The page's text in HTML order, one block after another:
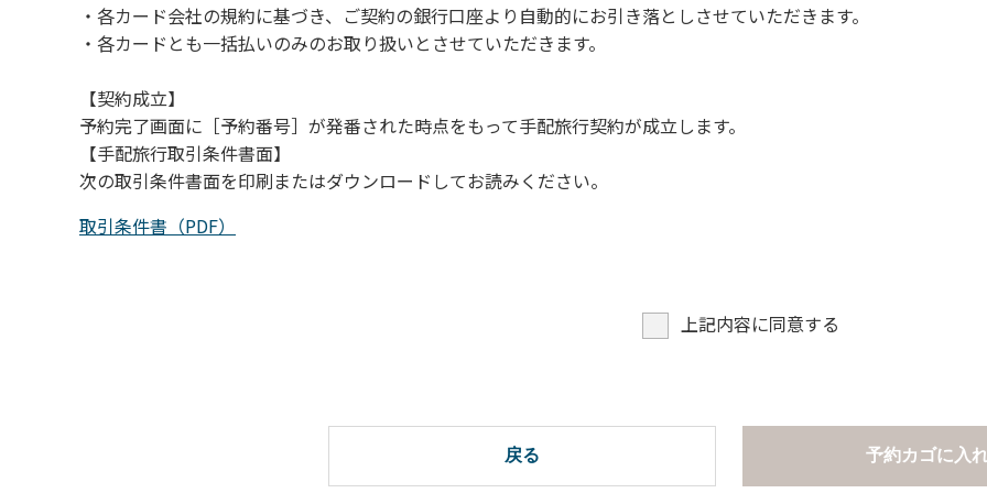
（４）キャンプ場の管理者や地元住民から川についての注意や警告があった場合は素直に耳を傾け、指示に従
・各カード会社の規約に基づき、ご契約の銀行口座より自動的にお引き落としさせていただきます。
・各カードとも一括払いのみのお取り扱いとさせていただきます。
【契約成立】
予約完了画面に［予約番号］が発番された時点をもって手配旅行契約が成立します。
【手配旅行取引条件書面】
次の取引条件書面を印刷またはダウンロードしてお読みください。
取引条件書（PDF）
上記内容に同意する
戻る 予約カゴに入